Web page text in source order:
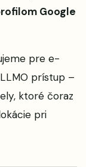
Google
pre e-
prístup –
ktoré čoraz
pri